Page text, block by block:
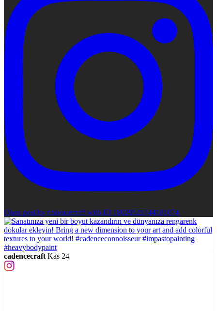
Open post by cadencecraft with ID 18029525744181074
cadencecraft Kas 24